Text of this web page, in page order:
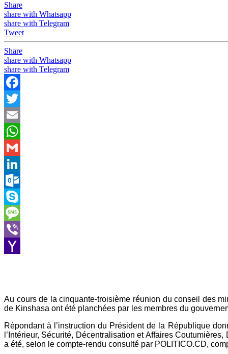
Share
share with Whatsapp
share with Telegram
Tweet
Share
share with Whatsapp
share with Telegram
Facebook
Twitter
Email
WhatsApp
Gmail
LinkedIn
Outlook.com
Skype
Message
Viber
Au cours de la cinquante-troisième réunion du conseil des
de Kinshasa ont été planchées par les membres du
Répondant à l’instruction du Président de la République
l’Intérieur, Sécurité, Décentralisation et Affaires
a été, selon le compte-rendu consulté par POLITICO.CD,